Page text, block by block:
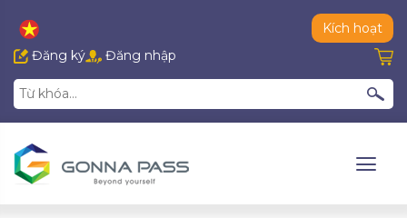
Kích hoạt
Đăng ký
Đăng nhập